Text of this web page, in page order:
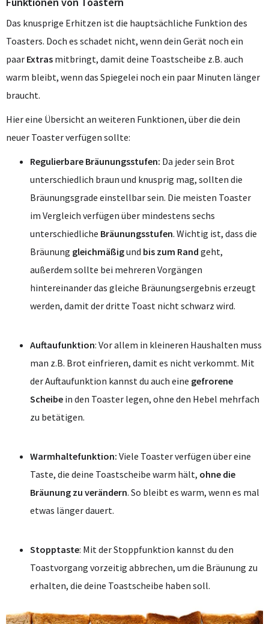
Das knusprige Erhitzen ist die hauptsächliche Funktion des
Toasters. Doch es schadet nicht, wenn dein Gerät noch ein
paar Extras mitbringt, damit deine Toastscheibe z.B. auch
warm bleibt, wenn das Spiegelei noch ein paar Minuten länger
braucht.
Hier eine Übersicht an weiteren Funktionen, über die dein
neuer Toaster verfügen sollte:
Regulierbare Bräunungsstufen: Da jeder sein Brot
unterschiedlich braun und knusprig mag, sollten die
Bräunungsgrade einstellbar sein. Die meisten Toaster
im Vergleich verfügen über mindestens sechs
unterschiedliche Bräunungsstufen. Wichtig ist, dass die
Bräunung gleichmäßigund bis zum Rand geht,
außerdem sollte bei mehreren Vorgängen
hintereinander das gleiche Bräunungsergebnis erzeugt
werden, damit der dritte Toast nicht schwarz wird.
Auftaufunktion: Vor allem in kleineren Haushalten muss
man z.B. Brot einfrieren, damit es nicht verkommt. Mit
der Auftaufunktion kannst du auch eine gefrorene
Scheibe in den Toaster legen, ohne den Hebel mehrfach
zu betätigen.
Warmhaltefunktion: Viele Toaster verfügen über eine
Taste, die deine Toastscheibe warm hält, ohne die
Bräunung zu verändern. So bleibt es warm, wenn es mal
etwas länger dauert.
Stopptaste: Mit der Stoppfunktion kannst du den
Toastvorgang vorzeitig abbrechen, um die Bräunung zu
erhalten, die deine Toastscheibe haben soll.